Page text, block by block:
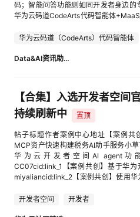
学
的
课
程
我
的
认
我
的
我
持
技
术
支
的
云
声
议
码；智能问答功能则如同开发者身边的
华为云码道CodeArts代码智能体
总时长预计60分钟。1.4 案例流程说明
体，自动生成AI智能小助手；浏览器接
费华为开发者空间 -
DeepSeekV3.21.00ModelArts Studio
DeepSeekV3.20.00二、基础环境与资
署参考案例《AI IDE华为云码道
码道CodeArts代码智能体Windows版AI
称，如下图。2.2 领取华为云MaaS平
式一： 登录华为开发者空间，参考
Studio大模型通用代金券领取使用指导
章节内容领取代金券，获取到模型的
取使用指导》中的“二、 领取MaaS
MaaS平台DeepSeek V3系列大模
华为云码道（CodeArts）代码智能体
Data&AI资讯助手
【合集】入选开发者空间
持续刷新中
置顶
帖子标题作者案例中心地址【案例共
MCP资产快速构建税务AI助手服务小
华为云开发者空间AI agent功
CC07cid:link_1【案例共创】基于华
miyaliancid:link_2【案例共创】使用
平台构建旅游规划助手
开发者空间 开发者